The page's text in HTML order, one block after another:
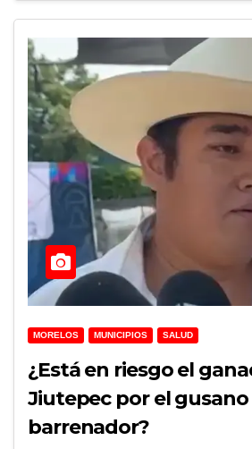
MORELOS MUNICIPIOS SALUD
¿Está en riesgo el
Jiutepec por el gusano
barrenador?